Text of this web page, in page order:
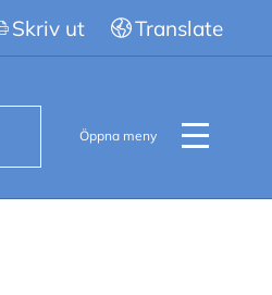
Skriv ut Translate
Öppna meny